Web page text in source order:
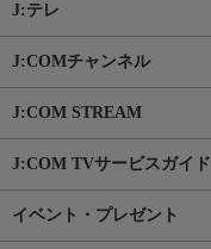
J:テレ
J:COMチャンネル
J:COM STREAM
J:COM TVサービスガイド
イベント・プレゼント